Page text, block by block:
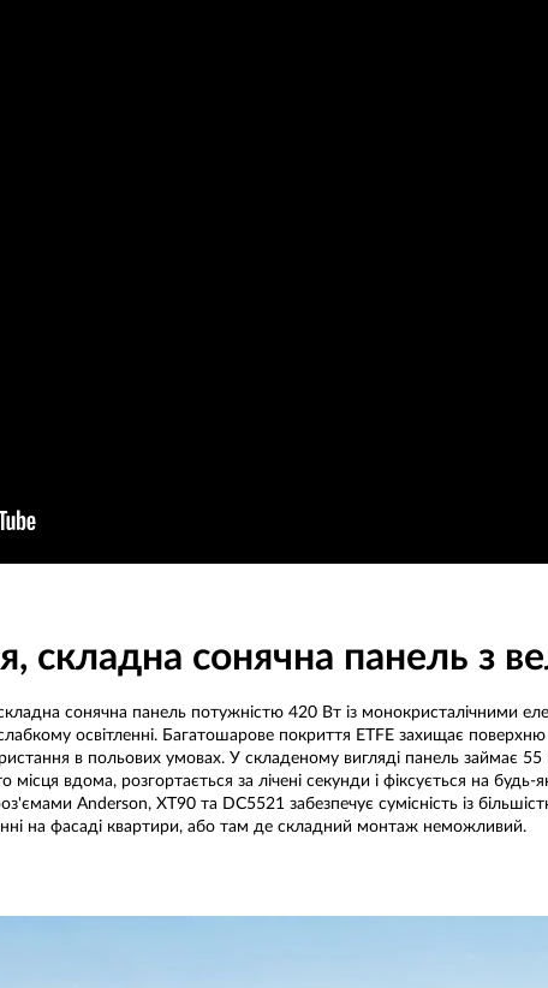
складна сонячна панель з
сонячна панель потужністю 420 Вт із монокристалічними
освітленні. Багатошарове покриття ETFE захищає
в польових умовах. У складеному вигляді панель займає
місця вдома, розгортається за лічені секунди і фіксується на
Anderson, XT90 та DC5521 забезпечує сумісність із
на фасаді квартири, або там де складний монтаж неможливий.